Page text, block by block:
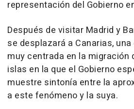
representación del Gobierno
Después de visitar Madrid y
se desplazará a Canarias,
muy centrada en la migración
islas en la que el Gobierno
muestre sintonía entre la
a este fenómeno y la suya.